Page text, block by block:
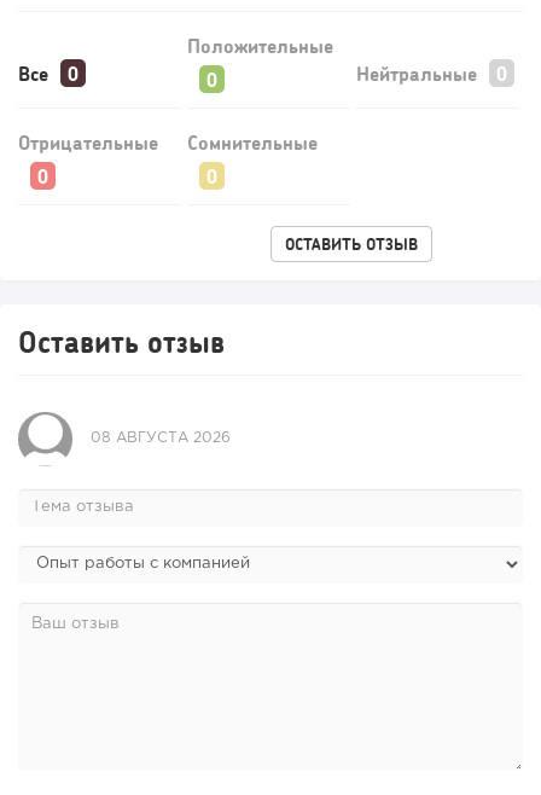
Все
Положительные
Нейтральные
Отрицательные Сомнительные
ОСТАВИТЬ ОТЗЫВ
Оставить отзыв
08 АВГУСТА 2026